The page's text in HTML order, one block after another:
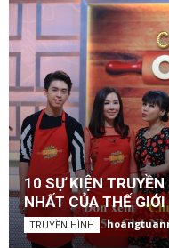
10 SỰ KIỆN
NHẤT CỦA THẾ GIỚI
TRUYỀN HÌNH